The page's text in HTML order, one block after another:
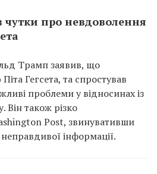
чутки про невдоволення
Трамп заявив, що
Гегсета, та спростував
проблеми у відносинах із
Він також різко
Post, звинувативши
інформації.